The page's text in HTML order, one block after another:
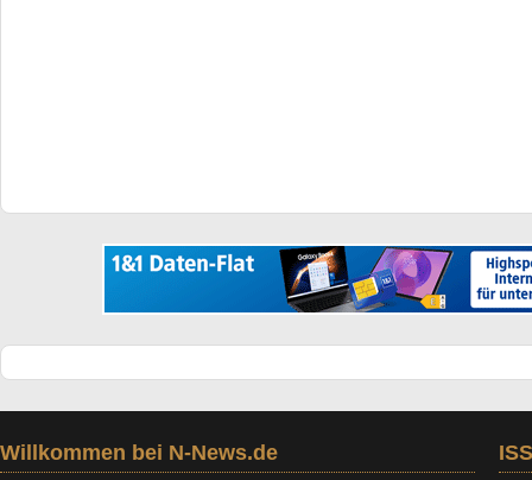
Willkommen bei N-News.de